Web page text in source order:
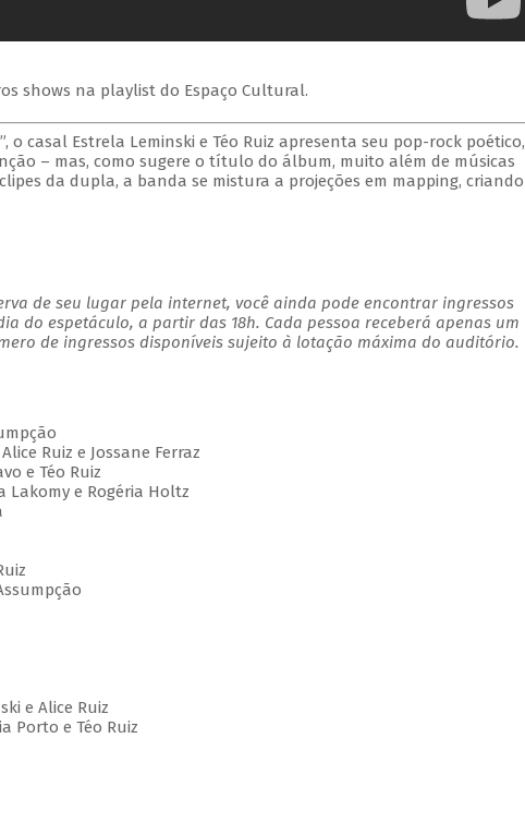
shows na playlist do Espaço Cultural.
o casal Estrela Leminski e Téo Ruiz apresenta seu pop-rock poético,
– mas, como sugere o título do álbum, muito além de músicas
da dupla, a banda se mistura a projeções em mapping, criando
de seu lugar pela internet, você ainda pode encontrar ingressos
do espetáculo, a partir das 18h. Cada pessoa receberá apenas um
de ingressos disponíveis sujeito à lotação máxima do auditório.
Ruiz e Jossane Ferraz
e Téo Ruiz
Lakomy e Rogéria Holtz
e Alice Ruiz
Porto e Téo Ruiz